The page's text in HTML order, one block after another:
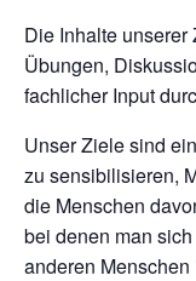
Die Inhalte
Übungen,
fachlicher Input
Unser Ziele sind
zu sensibilisieren,
die Menschen
bei denen man
anderen